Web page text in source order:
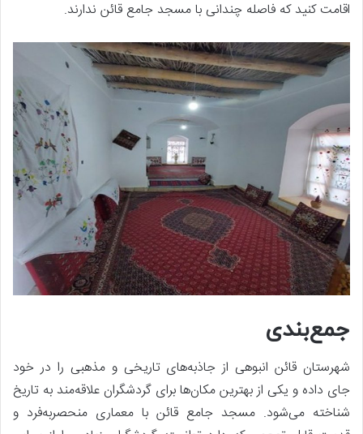
اقامت کنید که فاصله چندانی با مسجد جامع قائن ندارند.
جمع‌بندی
شهرستان قائن انبوهی از جاذبه‌های تاریخی و مذهبی را در خود
جای داده و یکی از بهترین مکان‌ها برای گردشگران علاقه‌مند به تاریخ
شناخته می‌شود. مسجد جامع قائن با معماری منحصربه‌فرد و